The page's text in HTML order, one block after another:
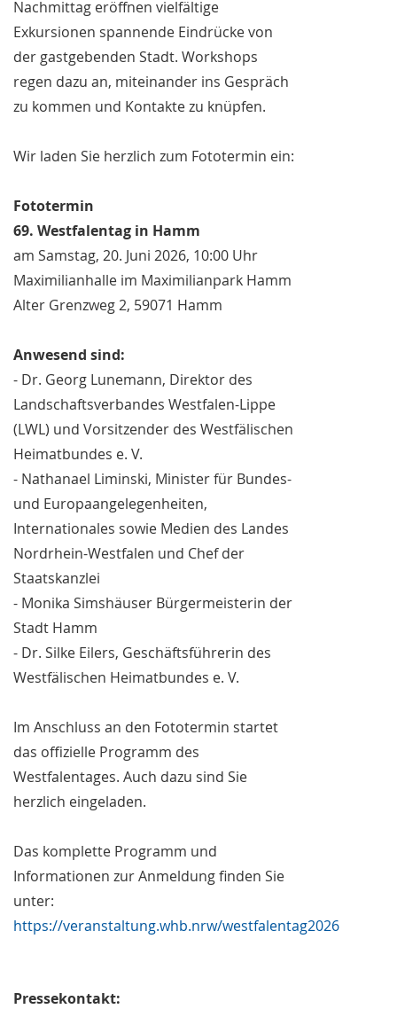
Nachmittag eröffnen vielfältige
Exkursionen spannende Eindrücke von
der gastgebenden Stadt. Workshops
regen dazu an, miteinander ins Gespräch
zu kommen und Kontakte zu knüpfen.
Wir laden Sie herzlich zum Fototermin ein:
Fototermin
69. Westfalentag in Hamm
am Samstag, 20. Juni 2026, 10:00 Uhr
Maximilianhalle im Maximilianpark Hamm
Alter Grenzweg 2, 59071 Hamm
Anwesend sind:
- Dr. Georg Lunemann, Direktor des
Landschaftsverbandes Westfalen-Lippe
(LWL) und Vorsitzender des Westfälischen
Heimatbundes e. V.
- Nathanael Liminski, Minister für Bundes-
und Europaangelegenheiten,
Internationales sowie Medien des Landes
Nordrhein-Westfalen und Chef der
Staatskanzlei
- Monika Simshäuser Bürgermeisterin der
Stadt Hamm
- Dr. Silke Eilers, Geschäftsführerin des
Westfälischen Heimatbundes e. V.
Im Anschluss an den Fototermin startet
das offizielle Programm des
Westfalentages. Auch dazu sind Sie
herzlich eingeladen.
Das komplette Programm und
Informationen zur Anmeldung finden Sie
unter:
https://veranstaltung.whb.nrw/westfalentag2026
Pressekontakt: